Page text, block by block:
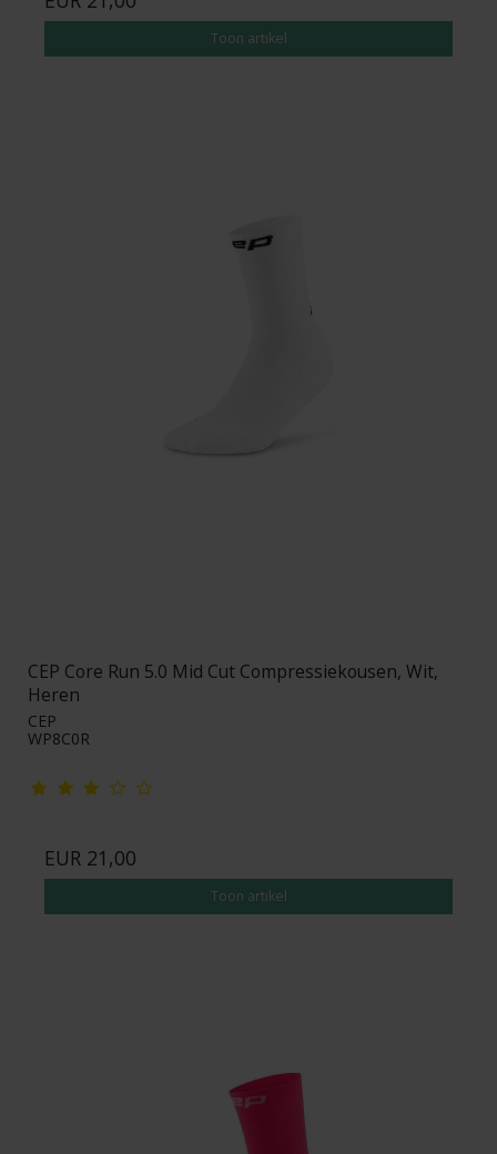
Toon artikel
CEP Core Run 5.0 Mid Cut Compressiekousen, Wit,
Heren
CEP
WP8C0R
EUR 21,00
Toon artikel